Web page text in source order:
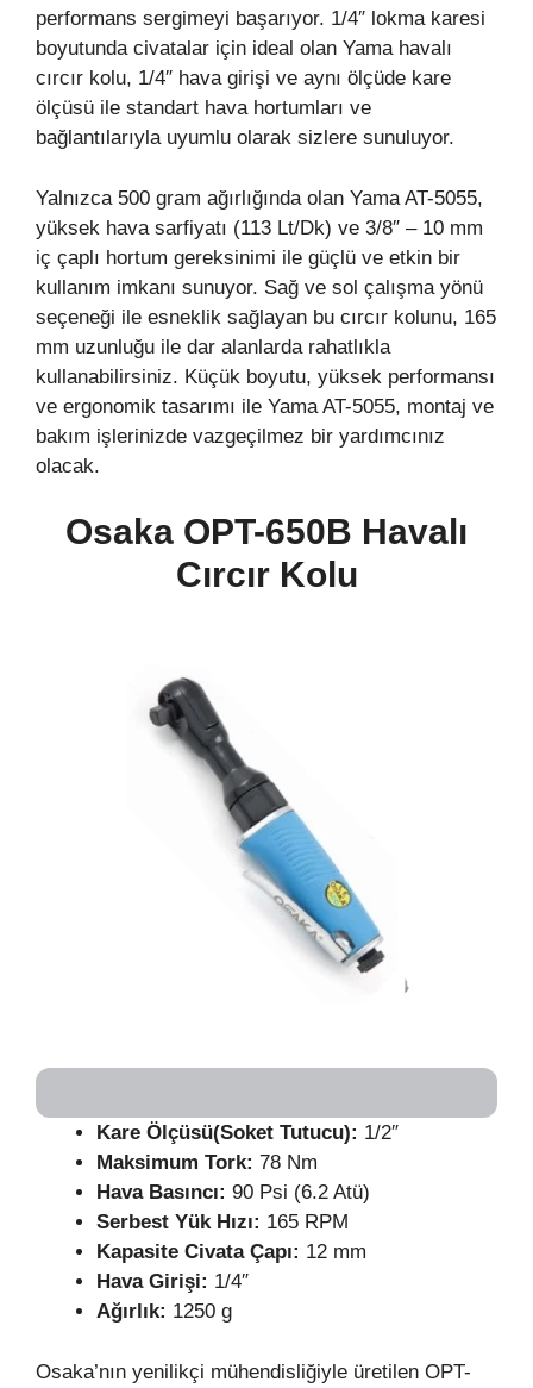
performans sergimeyi başarıyor. 1/4″ lokma karesi
boyutunda civatalar için ideal olan Yama havalı
cırcır kolu, 1/4″ hava girişi ve aynı ölçüde kare
ölçüsü ile standart hava hortumları ve
bağlantılarıyla uyumlu olarak sizlere sunuluyor.
Yalnızca 500 gram ağırlığında olan Yama AT-5055,
yüksek hava sarfiyatı (113 Lt/Dk) ve 3/8″ – 10 mm
iç çaplı hortum gereksinimi ile güçlü ve etkin bir
kullanım imkanı sunuyor. Sağ ve sol çalışma yönü
seçeneği ile esneklik sağlayan bu cırcır kolunu, 165
mm uzunluğu ile dar alanlarda rahatlıkla
kullanabilirsiniz. Küçük boyutu, yüksek performansı
ve ergonomik tasarımı ile Yama AT-5055, montaj ve
bakım işlerinizde vazgeçilmez bir yardımcınız
olacak.
Osaka OPT-650B Havalı
Cırcır Kolu
Kare Ölçüsü(Soket Tutucu): 1/2″
Maksimum Tork: 78 Nm
Hava Basıncı: 90 Psi (6.2 Atü)
Serbest Yük Hızı: 165 RPM
Kapasite Civata Çapı: 12 mm
Hava Girişi: 1/4″
Ağırlık: 1250 g
Osaka’nın yenilikçi mühendisliğiyle üretilen OPT-